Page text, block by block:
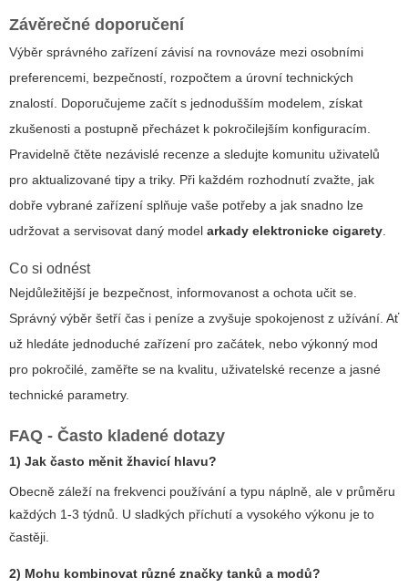
Závěrečné doporučení
Výběr správného zařízení závisí na rovnováze mezi osobními
preferencemi, bezpečností, rozpočtem a úrovní technických
znalostí. Doporučujeme začít s jednodušším modelem, získat
zkušenosti a postupně přecházet k pokročilejším konfiguracím.
Pravidelně čtěte nezávislé recenze a sledujte komunitu uživatelů
pro aktualizované tipy a triky. Při každém rozhodnutí zvažte, jak
dobře vybrané zařízení splňuje vaše potřeby a jak snadno lze
udržovat a servisovat daný model arkady elektronicke cigarety.
Co si odnést
Nejdůležitější je bezpečnost, informovanost a ochota učit se.
Správný výběr šetří čas i peníze a zvyšuje spokojenost z užívání. Ať
už hledáte jednoduché zařízení pro začátek, nebo výkonný mod
pro pokročilé, zaměřte se na kvalitu, uživatelské recenze a jasné
technické parametry.
FAQ - Často kladené dotazy
1) Jak často měnit žhavicí hlavu?
Obecně záleží na frekvenci používání a typu náplně, ale v průměru
každých 1-3 týdnů. U sladkých příchutí a vysokého výkonu je to
častěji.
2) Mohu kombinovat různé značky tanků a modů?